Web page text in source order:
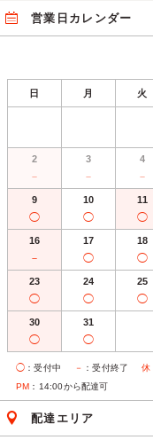
営業日カレンダー
日 月 火
2
－
3
－
4
－
9
◯
10
◯
11
◯
16
－
17
◯
18
◯
23
◯
24
◯
25
◯
30
◯
31
◯
◯ ：受付中 － ：受付終了 休
PM ：14:00から配達可
配達エリア